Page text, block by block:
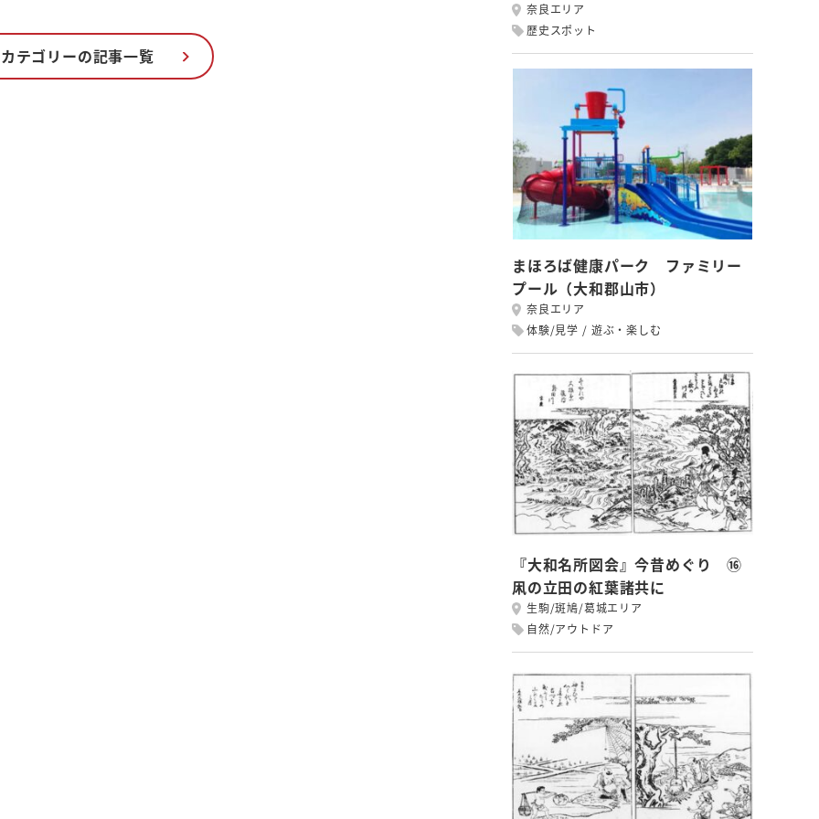
テゴリーの記事一覧
奈良エリア
歴史スポット
まほろば健康パーク ファミリー
プール（大和郡山市）
奈良エリア
体験/見学
遊ぶ・楽しむ
『大和名所図会』今昔めぐり ⑯
凩の立田の紅葉諸共に
生駒/斑鳩/葛城エリア
自然/アウトドア